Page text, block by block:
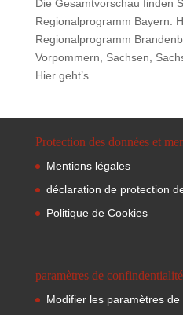
Die Gesamtvorschau finden
Regionalprogramm Bayern.
Regionalprogramm
Vorpommern, Sachsen,
Hier geht’s...
Protection des données et
Mentions légales
déclaration de protection
Politique de Cookies
paramètres de confindentialité
Modifier les paramètres